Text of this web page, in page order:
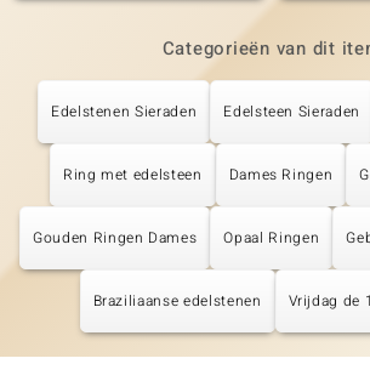
Categorieën van dit
Edelstenen Sieraden Edelsteen Sieraden
Ring met edelsteen Dames Ringen
Gouden Ringen Dames Opaal Ringen
Braziliaanse edelstenen Vrijdag de